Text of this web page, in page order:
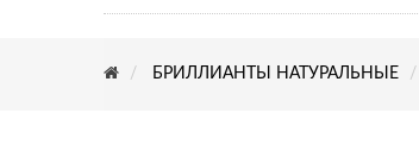
БРИЛЛИАНТЫ НАТУРАЛЬНЫЕ